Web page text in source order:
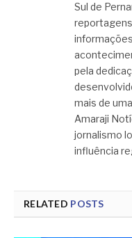
Sul de
pela
mais de
Amaraji
jornalismo
influência
RELATED POSTS